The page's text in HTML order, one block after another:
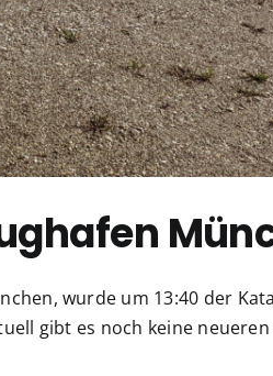
wurde um 13:40 der
gibt es noch keine